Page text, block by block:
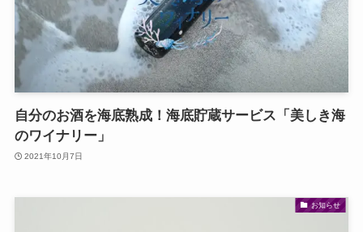
自分のお酒を海底熟成！海底貯蔵サービス「美しき海
のワイナリー」
2021年10月7日
お知らせ